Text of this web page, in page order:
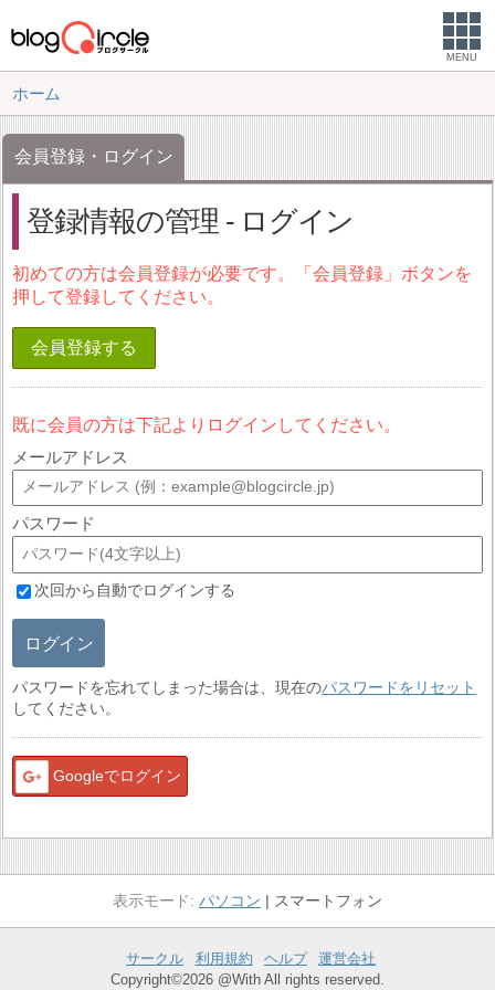
MENU
ホーム
会員登録・ログイン
登録情報の管理 - ログイン
初めての方は会員登録が必要です。「会員登録」ボタンを
押して登録してください。
会員登録する
既に会員の方は下記よりログインしてください。
メールアドレス
パスワード
次回から自動でログインする
ログイン
パスワードを忘れてしまった場合は、現在のパスワードをリセット
してください。
Googleでログイン
パソコン スマートフォン
サークル 利用規約 ヘルプ
運営会社
Copyright©2026 @With All rights reserved.